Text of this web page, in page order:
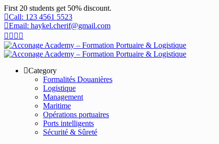
First 20 students get 50% discount.
Call: 123 4561 5523
Email: haykel.cherif@gmail.com
Category
Formalités Douanières
Logistique
Management
Maritime
Opérations portuaires
Ports intelligents
Sécurité & Sûreté